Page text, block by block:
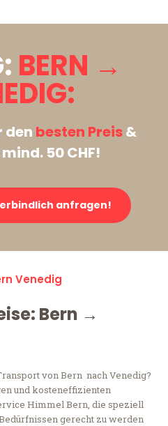
BERN →
den besten Preis&
50 CHF!
anfragen!
Venedig
Bern →
von Bern nach Venedig?
und kosteneffizienten
Himmel Bern, die speziell
gerecht zu werden